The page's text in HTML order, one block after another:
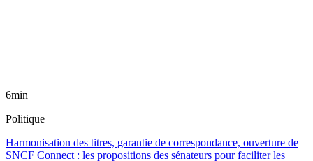
6min
Politique
Harmonisation des titres, garantie de correspondance, ouverture de
SNCF Connect : les propositions des sénateurs pour faciliter les